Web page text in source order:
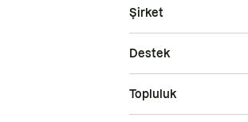
Şirket
Destek
Topluluk